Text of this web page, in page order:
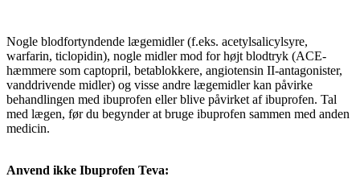
Nogle blodfortyndende lægemidler (f.eks. acetylsalicylsyre,
warfarin, ticlopidin), nogle midler mod for højt blodtryk (ACE-
hæmmere som captopril, betablokkere, angiotensin II-antagonister,
vanddrivende midler) og visse andre lægemidler kan påvirke
behandlingen med ibuprofen eller blive påvirket af ibuprofen. Tal
med lægen, før du begynder at bruge ibuprofen sammen med anden
medicin.
Anvend ikke Ibuprofen Teva: